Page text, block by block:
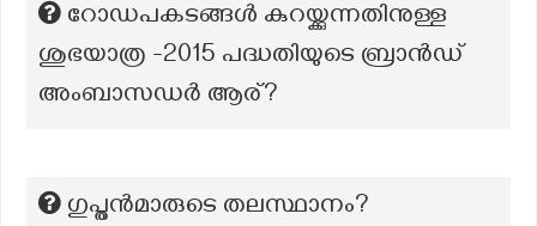
റോഡപകടങ്ങൾ കുറയ്ക്കുന്നതിനുള്ള
ശുഭയാത്ര -2015 പദ്ധതിയുടെ ബ്രാൻഡ്
അംബാസഡർ ആര്?
ഗുപ്തൻമാരുടെ തലസ്ഥാനം?